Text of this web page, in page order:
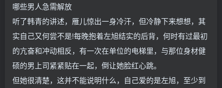
哪些男人急需解放
听了韩青的讲述，雁儿惊出一身冷汗，但冷静下来想想，其
实自己又何尝不是!每晚抱着左旭结实的后背，何时有过最初
的亢奋和冲动相反，有一次在单位的电梯里，与那位身材健
硕的男上司紧紧贴在一起，倒让她脸红心跳。
但她很清楚，这并不能说明什么，自己爱的是左旭，至少到